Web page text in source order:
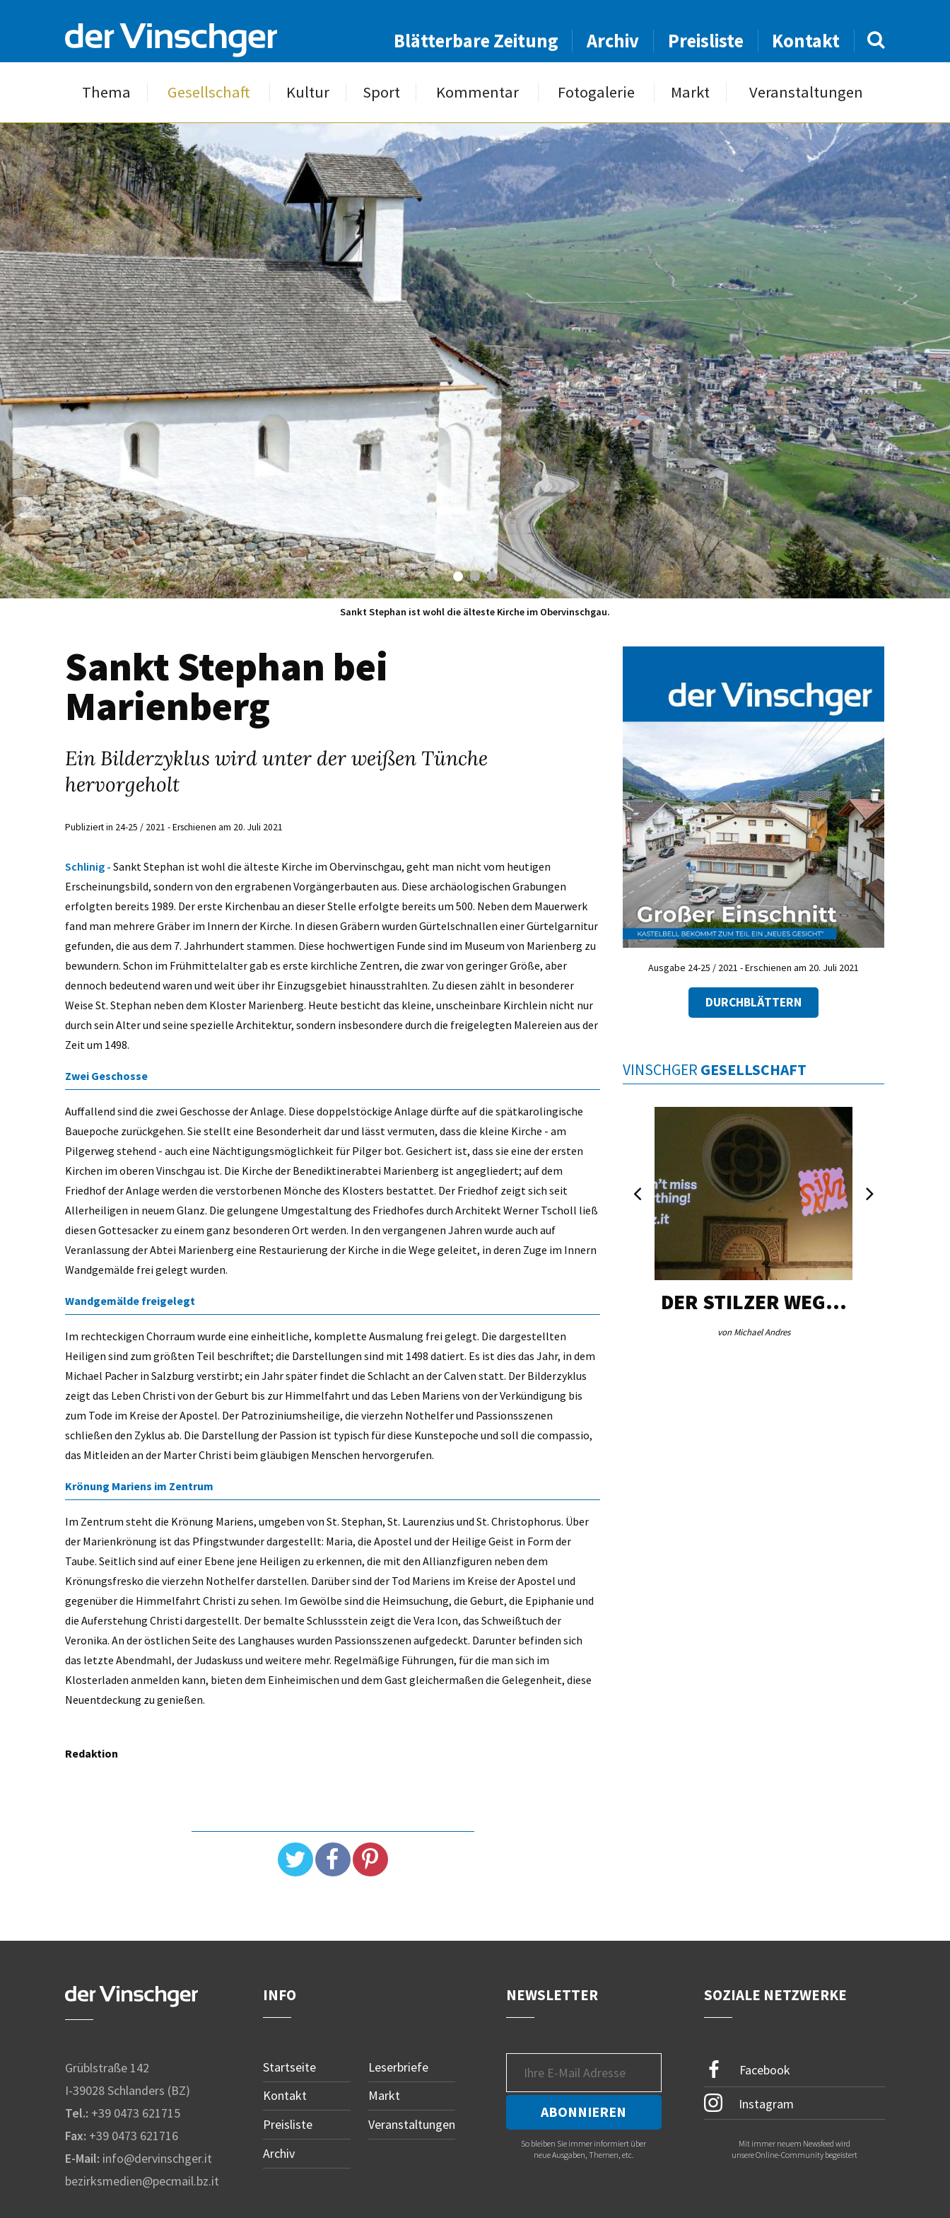
Blätterbare Zeitung Archiv Preisliste Kontakt
Thema Gesellschaft Kultur Sport Kommentar Fotogalerie Markt Veranstaltungen
Sankt Stephan ist wohl die älteste Kirche im Obervinschgau.
Sankt Stephan bei
Marienberg
Ein Bilderzyklus wird unter der weißen Tünche
hervorgeholt
Publiziert in 24-25 / 2021 - Erschienen am 20. Juli 2021
Schlinig - Sankt Stephan ist wohl die älteste Kirche im Obervinschgau, geht man nicht vom heutigen
Erscheinungsbild, sondern von den ergrabenen Vorgängerbauten aus. Diese archäologischen Grabungen
erfolgten bereits 1989. Der erste Kirchenbau an dieser Stelle erfolgte bereits um 500. Neben dem Mauerwerk
fand man mehrere Gräber im Innern der Kirche. In diesen Gräbern wurden Gürtelschnallen einer Gürtelgarnitur
gefunden, die aus dem 7. Jahrhundert stammen. Diese hochwertigen Funde sind im Museum von Marienberg zu
bewundern. Schon im Frühmittelalter gab es erste kirchliche Zentren, die zwar von geringer Größe, aber
dennoch bedeutend waren und weit über ihr Einzugsgebiet hinausstrahlten. Zu diesen zählt in besonderer
Weise St. Stephan neben dem Kloster Marienberg. Heute besticht das kleine, unscheinbare Kirchlein nicht nur
durch sein Alter und seine spezielle Architektur, sondern insbesondere durch die freigelegten Malereien aus der
Zeit um 1498.
Zwei Geschosse
Auffallend sind die zwei Geschosse der Anlage. Diese doppelstöckige Anlage dürfte auf die spätkarolingische
Bauepoche zurückgehen. Sie stellt eine Besonderheit dar und lässt vermuten, dass die kleine Kirche - am
Pilgerweg stehend - auch eine Nächtigungsmöglichkeit für Pilger bot. Gesichert ist, dass sie eine der ersten
Kirchen im oberen Vinschgau ist. Die Kirche der Benediktinerabtei Marienberg ist angegliedert; auf dem
Friedhof der Anlage werden die verstorbenen Mönche des Klosters bestattet. Der Friedhof zeigt sich seit
Allerheiligen in neuem Glanz. Die gelungene Umgestaltung des Friedhofes durch Architekt Werner Tscholl ließ
diesen Gottesacker zu einem ganz besonderen Ort werden. In den vergangenen Jahren wurde auch auf
Veranlassung der Abtei Marienberg eine Restaurierung der Kirche in die Wege geleitet, in deren Zuge im Innern
Wandgemälde frei gelegt wurden.
Wandgemälde freigelegt
Im rechteckigen Chorraum wurde eine einheitliche, komplette Ausmalung frei gelegt. Die dargestellten
Heiligen sind zum größten Teil beschriftet; die Darstellungen sind mit 1498 datiert. Es ist dies das Jahr, in dem
Michael Pacher in Salzburg verstirbt; ein Jahr später findet die Schlacht an der Calven statt. Der Bilderzyklus
zeigt das Leben Christi von der Geburt bis zur Himmelfahrt und das Leben Mariens von der Verkündigung bis
zum Tode im Kreise der Apostel. Der Patroziniumsheilige, die vierzehn Nothelfer und Passionsszenen
schließen den Zyklus ab. Die Darstellung der Passion ist typisch für diese Kunstepoche und soll die compassio,
das Mitleiden an der Marter Christi beim gläubigen Menschen hervorgerufen.
Krönung Mariens im Zentrum
Im Zentrum steht die Krönung Mariens, umgeben von St. Stephan, St. Laurenzius und St. Christophorus. Über
der Marienkrönung ist das Pfingstwunder dargestellt: Maria, die Apostel und der Heilige Geist in Form der
Taube. Seitlich sind auf einer Ebene jene Heiligen zu erkennen, die mit den Allianzfiguren neben dem
Krönungsfresko die vierzehn Nothelfer darstellen. Darüber sind der Tod Mariens im Kreise der Apostel und
gegenüber die Himmelfahrt Christi zu sehen. Im Gewölbe sind die Heimsuchung, die Geburt, die Epiphanie und
die Auferstehung Christi dargestellt. Der bemalte Schlussstein zeigt die Vera Icon, das Schweißtuch der
Veronika. An der östlichen Seite des Langhauses wurden Passionsszenen aufgedeckt. Darunter befinden sich
das letzte Abendmahl, der Judaskuss und weitere mehr. Regelmäßige Führungen, für die man sich im
Klosterladen anmelden kann, bieten dem Einheimischen und dem Gast gleichermaßen die Gelegenheit, diese
Neuentdeckung zu genießen.
Redaktion
Ausgabe 24-25 / 2021 - Erschienen am 20. Juli 2021
DURCHBLÄTTERN
VINSCHGER GESELLSCHAFT
DER STILZER WEG…
von Michael Andres
Grüblstraße 142
I-39028 Schlanders (BZ)
Tel.: +39 0473 621715
Fax: +39 0473 621716
E-Mail: info@dervinschger.it
bezirksmedien@pecmail.bz.it
INFO
Startseite
Kontakt
Preisliste
Archiv
Leserbriefe
Markt
Veranstaltungen
NEWSLETTER
So bleiben Sie immer informiert über
neue Ausgaben, Themen, etc.
SOZIALE NETZWERKE
Facebook
Instagram
Mit immer neuem Newsfeed wird
unsere Online-Community begeistert